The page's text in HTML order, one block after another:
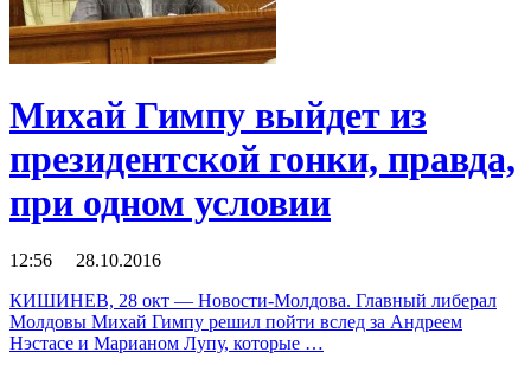
Михай Гимпу выйдет из
президентской гонки, правда,
при одном условии
12:56 28.10.2016
КИШИНЕВ, 28 окт — Новости-Молдова. Главный либерал
Молдовы Михай Гимпу решил пойти вслед за Андреем
Нэстасе и Марианом Лупу, которые …